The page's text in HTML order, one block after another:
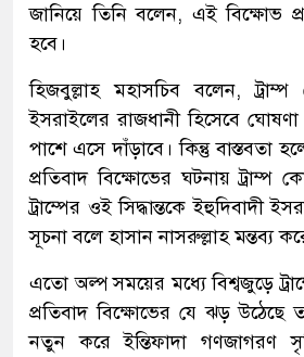
জানিয়ে তিনি বলেন, এই বিক্ষোভ
হবে।
হিজবুল্লাহ মহাসচিব বলেন,
ইসরাইলের রাজধানী হিসেবে ঘোষণা
পাশে এসে দাঁড়াবে। কিন্তু বাস্তবতা
প্রতিবাদ বিক্ষোভের ঘটনায় ট্রাম্প
ট্রাম্পের ওই সিদ্ধান্তকে ইহুদিবাদী
সূচনা বলে হাসান নাসরুল্লাহ মন্তব্য
এতো অল্প সময়ের মধ্যে বিশ্বজুড়ে
প্রতিবাদ বিক্ষোভের যে ঝড় উঠেছে
নতুন করে ইন্তিফাদা গণজাগরণ